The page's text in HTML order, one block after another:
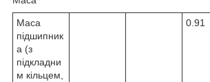
Маса
підшипник
а (з
підкладни
м кільцем,
0.91